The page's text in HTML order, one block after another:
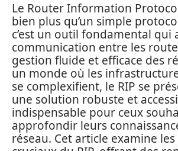
Le Router Information
bien plus qu’un simple
c’est un outil fondamental qui
communication entre les
gestion fluide et efficace des
un monde où les
se complexifient, le RIP se
une solution robuste et
indispensable pour ceux
approfondir leurs
réseau. Cet article examine les